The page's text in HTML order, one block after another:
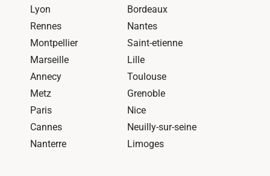
Lyon
Bordeaux
Rennes
Nantes
Montpellier
Saint-etienne
Marseille
Lille
Annecy
Toulouse
Metz
Grenoble
Paris
Nice
Cannes
Neuilly-sur-seine
Nanterre
Limoges